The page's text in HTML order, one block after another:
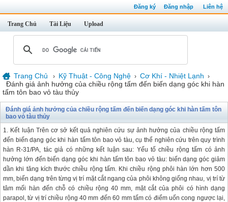
Đăng ký Đăng nhập Liên hệ
Trang Chủ Tài Liệu Upload
Trang Chủ › Kỹ Thuật - Công Nghệ › Cơ Khí - Nhiệt Lạnh ›
Đánh giá ảnh hưởng của chiều rộng tấm đến biến dạng góc khi hàn
tấm tôn bao vỏ tàu thủy
Đánh giá ảnh hưởng của chiều rộng tấm đến biến dạng góc khi hàn tấm tôn
bao vỏ tàu thủy
1. Kết luận Trên cơ sở kết quả nghiên cứu sự ảnh hưởng của chiều rộng tấm
đến biến dạng góc khi hàn tấm tôn bao vỏ tàu, cụ thể nghiên cứu trên quy trình
hàn R-31/PA, tác giả có những kết luận sau: Yếu tố chiều rộng tấm có ảnh
hưởng lớn đến biến dạng góc khi hàn tấm tôn bao vỏ tàu: biến dạng góc giảm
dần khi tăng kích thước chiều rộng tấm. Khi chiều rộng phôi hàn lớn hơn 500
mm, biến dạng trên từng vị trí mặt cắt ngang của phôi không giống nhau, vị trí từ
tâm mối hàn đến chỗ có chiều rộng 40 mm, mặt cắt của phôi có hình dạng
parapol, từ vị trí chiều rộng 40 mm đến 60 mm tấm có điểm uốn cong ngược lại,